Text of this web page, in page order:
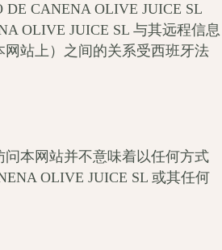
CANENA OLIVE JUICE SL
OLIVE JUICE SL 与其远程信息
站上）之间的关系受西班牙法
问本网站并不意味着以任何方式
OLIVE JUICE SL 或其任何